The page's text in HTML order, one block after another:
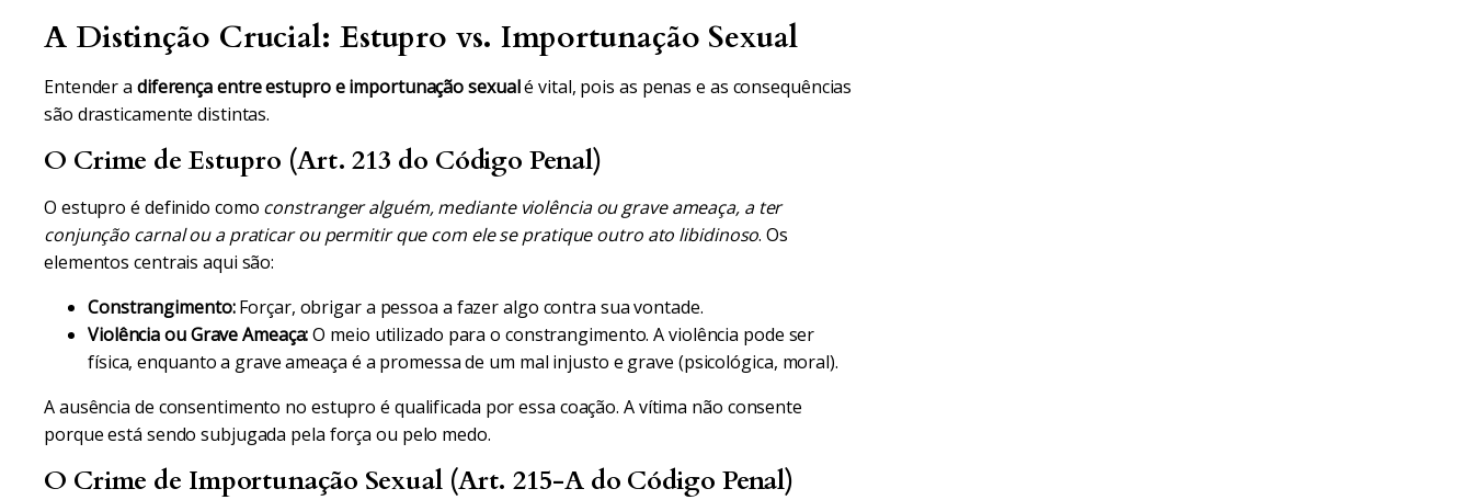
A Distinção Crucial: Estupro vs. Importunação Sexual
Entender a diferença entre estupro e importunação sexualé vital, pois as penas e as consequências
são drasticamente distintas.
O Crime de Estupro (Art. 213 do Código Penal)
O estupro é definido como constranger alguém, mediante violência ou grave ameaça, a ter
conjunção carnal ou a praticar ou permitir que com ele se pratique outro ato libidinoso. Os
elementos centrais aqui são:
Constrangimento:Forçar, obrigar a pessoa a fazer algo contra sua vontade.
Violência ou Grave Ameaça:O meio utilizado para o constrangimento. A violência pode ser
física, enquanto a grave ameaça é a promessa de um mal injusto e grave (psicológica, moral).
A ausência de consentimento no estupro é qualificada por essa coação. A vítima não consente
porque está sendo subjugada pela força ou pelo medo.
O Crime de Importunação Sexual (Art. 215-A do Código Penal)